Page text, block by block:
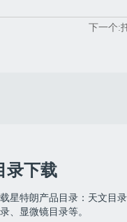
下一个:
录下载
星特朗产品目录：天文目
、显微镜目录等。